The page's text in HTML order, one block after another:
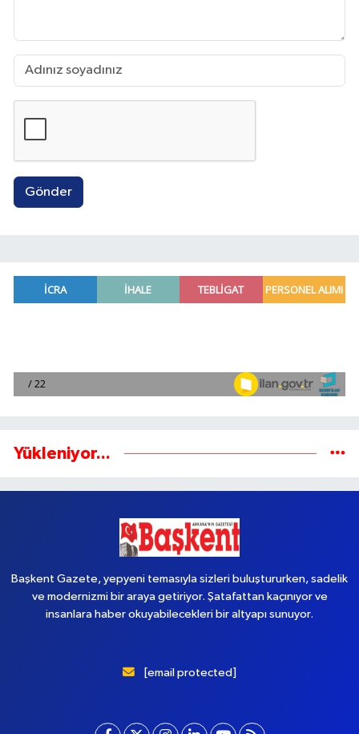
Gönder
Yükleniyor...
Başkent Gazete, yepyeni temasıyla sizleri buluştururken, sadelik
ve modernizmi bir araya getiriyor. Şatafattan kaçınıyor ve
insanlara haber okuyabilecekleri bir altyapı sunuyor.
[email protected]